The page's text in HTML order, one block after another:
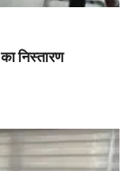
निस्तारण